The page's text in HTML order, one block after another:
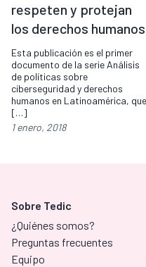
respeten y protejan
los derechos humanos
Esta publicación es el primer
documento de la serie Análisis
de políticas sobre
ciberseguridad y derechos
humanos en Latinoamérica, que
[…]
1 enero, 2018
Sobre Tedic
¿Quiénes somos?
Preguntas frecuentes
Equipo